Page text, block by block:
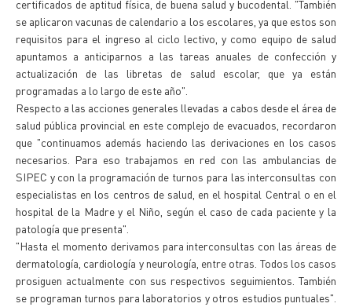
certificados de aptitud física, de buena salud y bucodental. "También
se aplicaron vacunas de calendario a los escolares, ya que estos son
requisitos para el ingreso al ciclo lectivo, y como equipo de salud
apuntamos a anticiparnos a las tareas anuales de confección y
actualización de las libretas de salud escolar, que ya están
programadas a lo largo de este año".
Respecto a las acciones generales llevadas a cabos desde el área de
salud pública provincial en este complejo de evacuados, recordaron
que "continuamos además haciendo las derivaciones en los casos
necesarios. Para eso trabajamos en red con las ambulancias de
SIPEC y con la programación de turnos para las interconsultas con
especialistas en los centros de salud, en el hospital Central o en el
hospital de la Madre y el Niño, según el caso de cada paciente y la
patología que presenta".
"Hasta el momento derivamos para interconsultas con las áreas de
dermatología, cardiología y neurología, entre otras. Todos los casos
prosiguen actualmente con sus respectivos seguimientos. También
se programan turnos para laboratorios y otros estudios puntuales".